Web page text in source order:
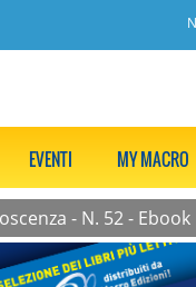
EVENTI MY MACRO
- N. 52 - Ebook